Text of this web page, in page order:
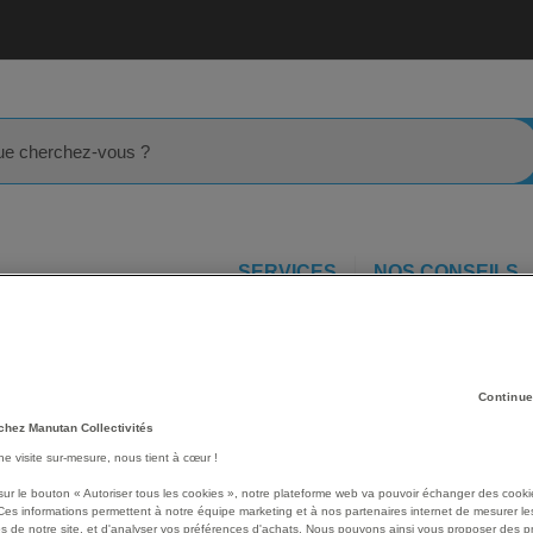
SERVICES NOS CONSEILS
Pointe de flèche adhésive LeanStripe
-
Pointe de flèche
Profil mince pour limiter
solution de marquage au
Adhésif de bord à bord,
Manutan Collectivités
visite sur-mesure, nous tient à cœur !
le bouton « Autoriser tous les cookies », notre plateforme web va pouvoir échanger des
informations permettent à notre équipe marketing et à nos partenaires internet de mesurer
de notre site, et d'analyser vos préférences d'achats. Nous pouvons ainsi vous proposer des